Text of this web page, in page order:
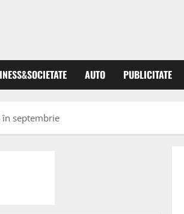
AUTO PUBLICITATE
în septembrie